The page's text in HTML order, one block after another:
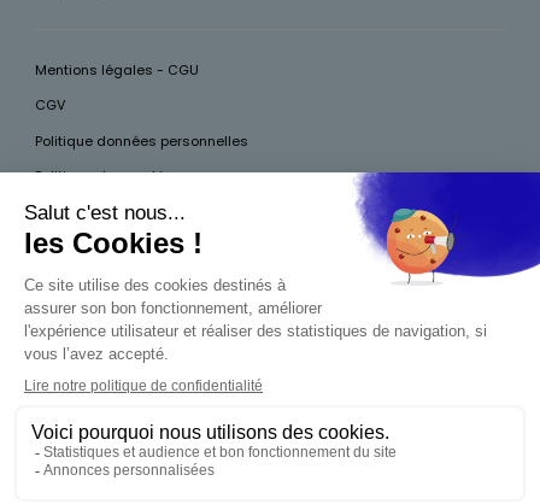
Mentions légales - CGU
CGV
Politique données personnelles
Politique des cookies
Accessibilité
Pour votre santé, mangez au moins cinq fruits et légumes par jour, plus
d’infos surwww.mangerbouger.fr
aux mineurs de moins de 18 ans
La preuve de majorité de l'acheteur est exigée au
moment de la vente en ligne. CODE DE LA SANTÉ